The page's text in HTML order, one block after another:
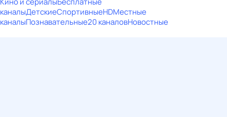
каналыДетскиеСпортивныеHDМестные
каналыПознавательные20 каналовНовостные